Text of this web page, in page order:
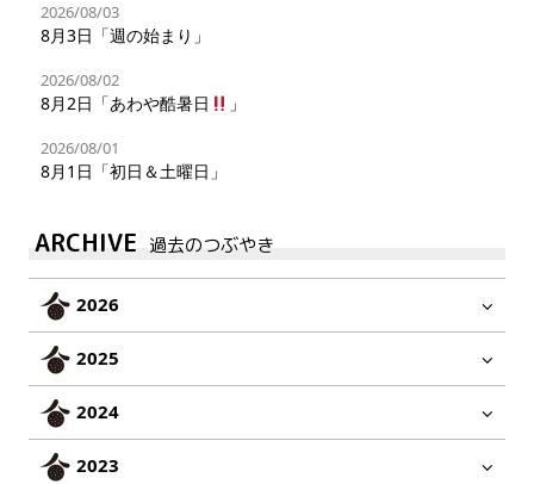
2026/08/03
8月3日「週の始まり」
2026/08/02
8月2日「あわや酷暑日 」
2026/08/01
8月1日「初日＆土曜日」
ARCHIVE 過去のつぶやき
2026
2025
2024
2023